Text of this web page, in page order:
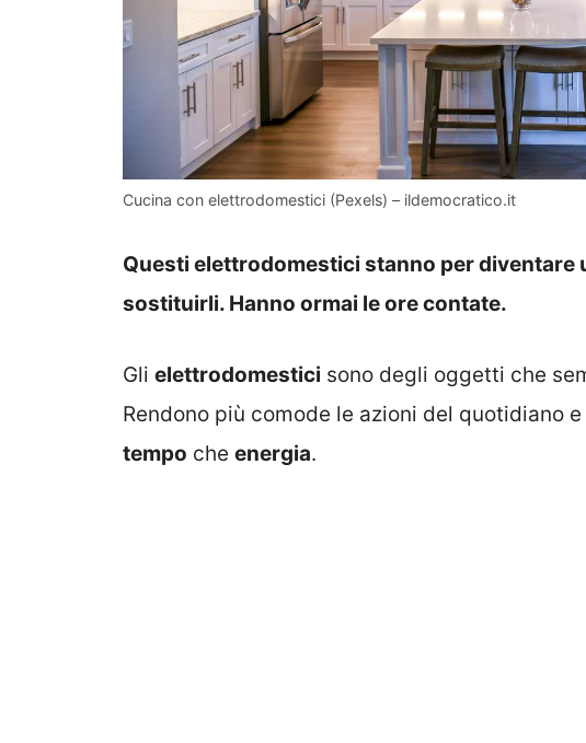
Cucina con elettrodomestici (Pexels) – ildemocratico.it
Questi elettrodomestici stanno per diventare
sostituirli. Hanno ormai le ore contate.
Gli elettrodomestici sono degli oggetti che
Rendono più comode le azioni del quotidiano
tempo che energia.